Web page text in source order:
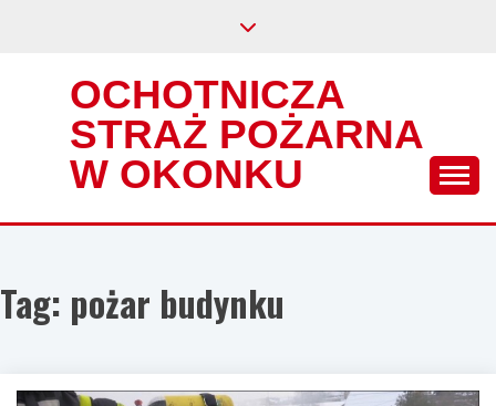
OCHOTNICZA
STRAŻ POŻARNA
W OKONKU
Tag: pożar budynku